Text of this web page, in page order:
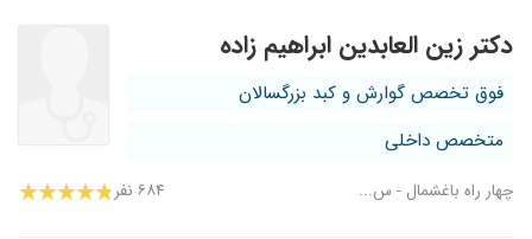
دکتر زین العابدین ابراهیم زاده
فوق تخصص گوارش و کبد بزرگسالان
متخصص داخلی
چهار راه باغشمال - س... ۶۸۴ نفر